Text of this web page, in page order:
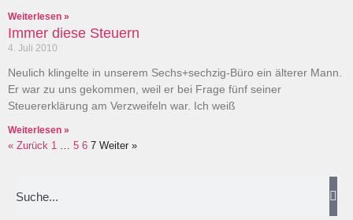
Weiterlesen »
Immer diese Steuern
4. Juli 2010
Neulich klingelte in unserem Sechs+sechzig-Büro ein älterer Mann.
Er war zu uns gekommen, weil er bei Frage fünf seiner
Steuererklärung am Verzweifeln war. Ich weiß
Weiterlesen »
« Zurück 1 … 5 6 7 Weiter »